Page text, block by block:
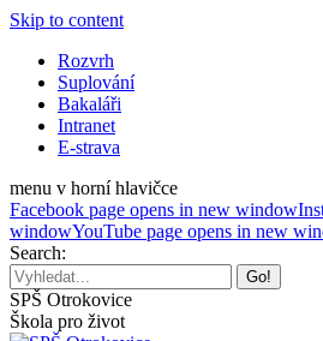
Skip to content
Rozvrh
Suplování
Bakaláři
Intranet
E-strava
menu v horní hlavičce
Facebook page opens in new window
windowYouTube page opens in new
Search:
SPŠ Otrokovice
Škola pro život